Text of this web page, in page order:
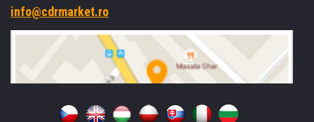
info@cdrmarket.ro